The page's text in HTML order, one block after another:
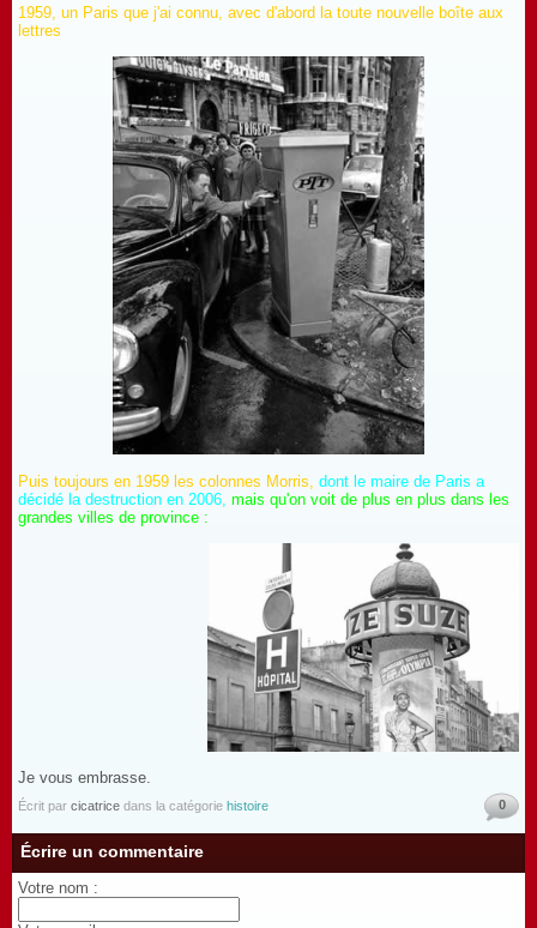
1959, un Paris que j'ai connu, avec d'abord la toute nouvelle boîte aux
lettres
Puis toujours en 1959 les colonnes Morris, dont le maire de Paris a
décidé la destruction en 2006, mais qu'on voit de plus en plus dans les
grandes villes de province :
Je vous embrasse.
Écrit par cicatrice dans la catégorie histoire 0
Écrire un commentaire
Votre nom :